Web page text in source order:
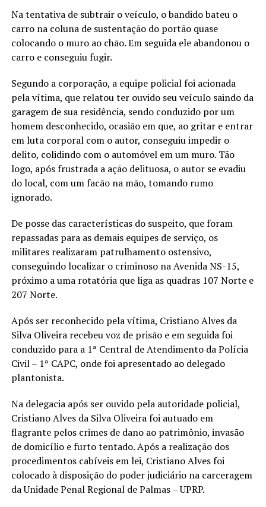
Na tentativa de subtrair o veículo, o bandido bateu o
carro na coluna de sustentação do portão quase
colocando o muro ao chão. Em seguida ele abandonou o
carro e conseguiu fugir.
Segundo a corporação, a equipe policial foi acionada
pela vítima, que relatou ter ouvido seu veículo saindo da
garagem de sua residência, sendo conduzido por um
homem desconhecido, ocasião em que, ao gritar e entrar
em luta corporal com o autor, conseguiu impedir o
delito, colidindo com o automóvel em um muro. Tão
logo, após frustrada a ação delituosa, o autor se evadiu
do local, com um facão na mão, tomando rumo
ignorado.
De posse das características do suspeito, que foram
repassadas para as demais equipes de serviço, os
militares realizaram patrulhamento ostensivo,
conseguindo localizar o criminoso na Avenida NS-15,
próximo a uma rotatória que liga as quadras 107 Norte e
207 Norte.
Após ser reconhecido pela vítima, Cristiano Alves da
Silva Oliveira recebeu voz de prisão e em seguida foi
conduzido para a 1ª Central de Atendimento da Polícia
Civil – 1ª CAPC, onde foi apresentado ao delegado
plantonista.
Na delegacia após ser ouvido pela autoridade policial,
Cristiano Alves da Silva Oliveira foi autuado em
flagrante pelos crimes de dano ao patrimônio, invasão
de domicílio e furto tentado. Após a realização dos
procedimentos cabíveis em lei, Cristiano Alves foi
colocado à disposição do poder judiciário na carceragem
da Unidade Penal Regional de Palmas – UPRP.